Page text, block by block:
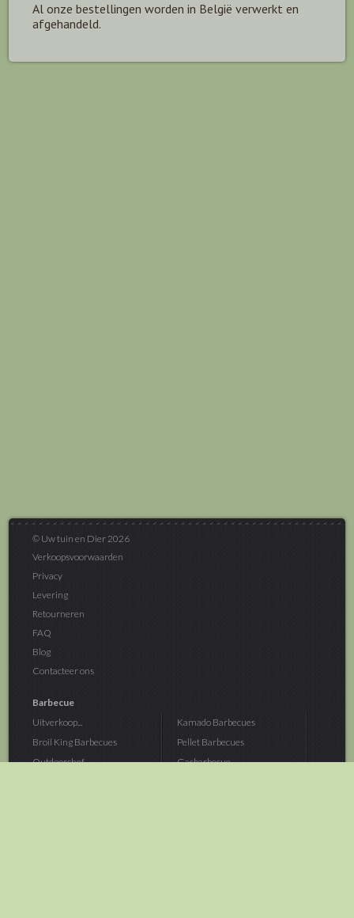
Al onze bestellingen worden in België verwerkt en
afgehandeld.
© Uw tuin en Dier 2026
Verkoopsvoorwaarden
Privacy
Levering
Retourneren
FAQ
Blog
Contacteer ons
Barbecue
Uitverkoop...
Broil King Barbecues
Outdoorchef...
Kamado Barbecues
Pellet Barbecues
Gasbarbecue